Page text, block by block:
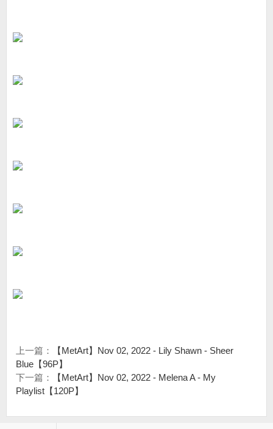
上一篇：
【MetArt】Nov 02, 2022 - Lily Shawn - Sheer
Blue【96P】
下一篇：
【MetArt】Nov 02, 2022 - Melena A - My
Playlist【120P】